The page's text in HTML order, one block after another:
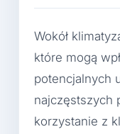
Wokół
które mogą
potencjalnych
najczęstszych
korzystanie z